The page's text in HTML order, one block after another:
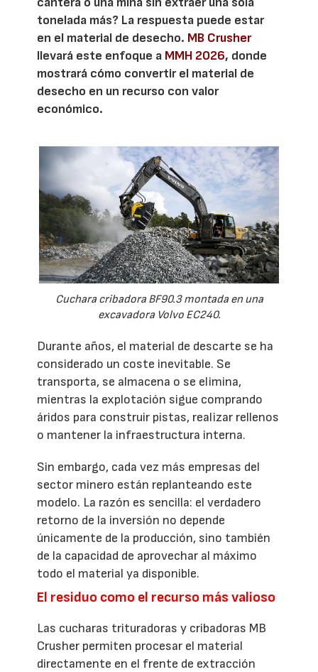
tonelada más? La respuesta puede estar
en el material de desecho. MB Crusher
llevará este enfoque a MMH 2026, donde
mostrará cómo convertir el material de
desecho en un recurso con valor
económico.
Cuchara cribadora BF90.3 montada en una
excavadora Volvo EC240.
Durante años, el material de descarte se ha
considerado un coste inevitable. Se
transporta, se almacena o se elimina,
mientras la explotación sigue comprando
áridos para construir pistas, realizar rellenos
o mantener la infraestructura interna.
Sin embargo, cada vez más empresas del
sector minero están replanteando este
modelo. La razón es sencilla: el verdadero
retorno de la inversión no depende
únicamente de la producción, sino también
de la capacidad de aprovechar al máximo
todo el material ya disponible.
El residuo como el recurso más valioso
Las cucharas trituradoras y cribadoras MB
Crusher permiten procesar el material
directamente en el frente de extracción